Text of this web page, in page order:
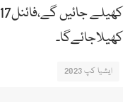
کھیلاجائےگا۔
ایشیا کپ 2023